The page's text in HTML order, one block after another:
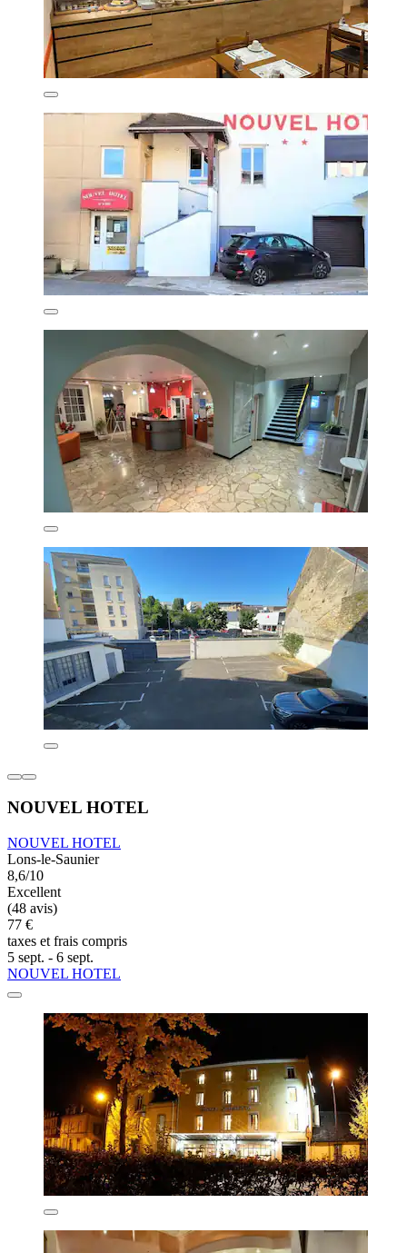
NOUVEL HOTEL
NOUVEL HOTEL
Lons-le-Saunier
8,6/10
Excellent
(48 avis)
77 €
taxes et frais compris
5 sept. - 6 sept.
NOUVEL HOTEL